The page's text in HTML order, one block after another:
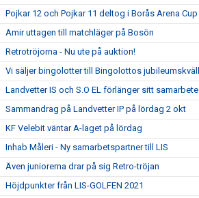
Pojkar 12 och Pojkar 11 deltog i Borås Arena Cup
Amir uttagen till matchläger på Bosön
Retrotröjorna - Nu ute på auktion!
Vi säljer bingolotter till Bingolottos jubileumskväll
Landvetter IS och S.O EL förlänger sitt samarbete
Sammandrag på Landvetter IP på lördag 2 okt
KF Velebit väntar A-laget på lördag
Inhab Måleri - Ny samarbetspartner till LIS
Även juniorerna drar på sig Retro-tröjan
Höjdpunkter från LIS-GOLFEN 2021